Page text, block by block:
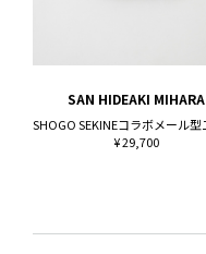
SAN HIDEAKI MIHARA
¥ 29,700